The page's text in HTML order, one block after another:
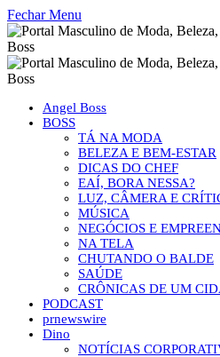
Fechar Menu
Angel Boss
BOSS
TÁ NA MODA
BELEZA E BEM-ESTAR
DICAS DO CHEF
EAÍ, BORA NESSA?
LUZ, CÂMERA E
MÚSICA
NEGÓCIOS E
NA TELA
CHUTANDO O BALDE
SAÚDE
CRÔNICAS DE UM
PODCAST
prnewswire
Dino
NOTÍCIAS